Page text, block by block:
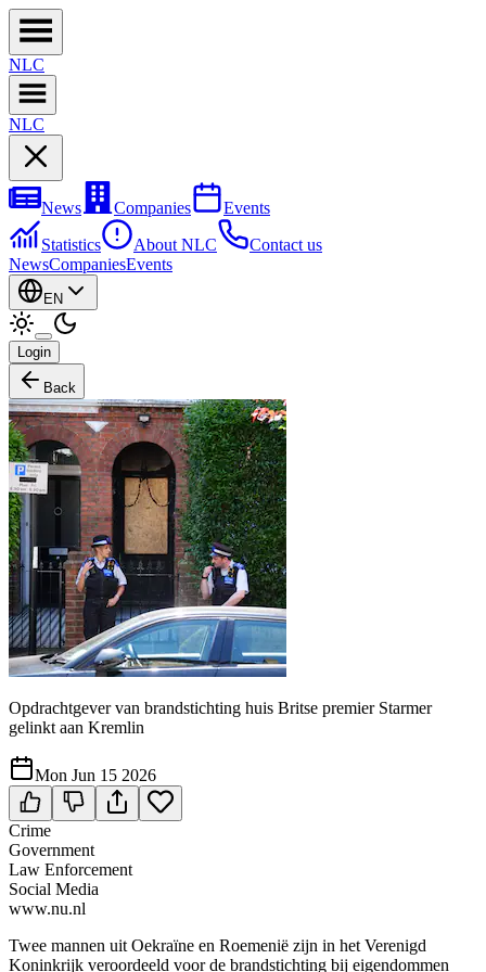
NLC
NLC
News Companies
Events
Statistics
About NLC
Contact us
NewsCompaniesEvents
EN
Login
Back
Opdrachtgever van brandstichting huis Britse premier Starmer
gelinkt aan Kremlin
Mon Jun 15 2026
Crime
Government
Law Enforcement
Social Media
www.nu.nl
Twee mannen uit Oekraïne en Roemenië zijn in het Verenigd
Koninkrijk veroordeeld voor de brandstichting bij eigendommen